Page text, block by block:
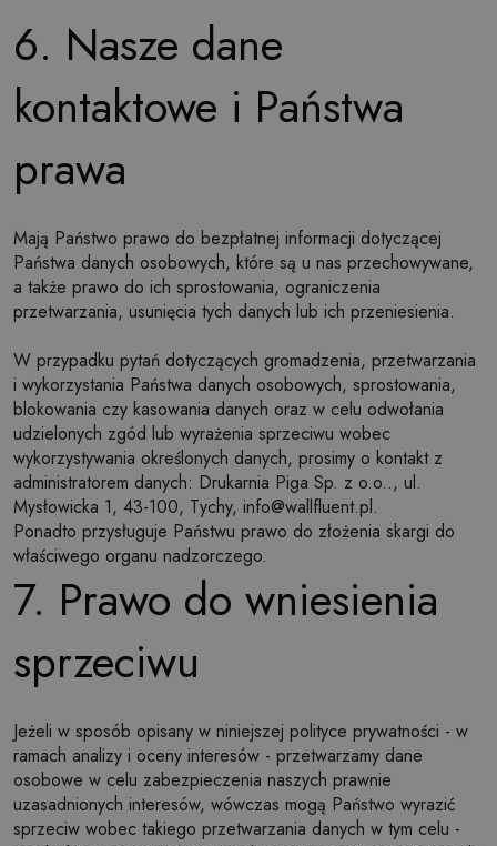
6. Nasze dane
kontaktowe i Państwa
prawa
Mają Państwo prawo do bezpłatnej informacji dotyczącej
Państwa danych osobowych, które są u nas przechowywane,
a także prawo do ich sprostowania, ograniczenia
przetwarzania, usunięcia tych danych lub ich przeniesienia.
W przypadku pytań dotyczących gromadzenia, przetwarzania
i wykorzystania Państwa danych osobowych, sprostowania,
blokowania czy kasowania danych oraz w celu odwołania
udzielonych zgód lub wyrażenia sprzeciwu wobec
wykorzystywania określonych danych, prosimy o kontakt z
administratorem danych: Drukarnia Piga Sp. z o.o.., ul.
Mysłowicka 1, 43-100, Tychy, info@wallfluent.pl.
Ponadto przysługuje Państwu prawo do złożenia skargi do
właściwego organu nadzorczego.
7. Prawo do wniesienia
sprzeciwu
Jeżeli w sposób opisany w niniejszej polityce prywatności - w
ramach analizy i oceny interesów - przetwarzamy dane
osobowe w celu zabezpieczenia naszych prawnie
uzasadnionych interesów, wówczas mogą Państwo wyrazić
sprzeciw wobec takiego przetwarzania danych w tym celu -